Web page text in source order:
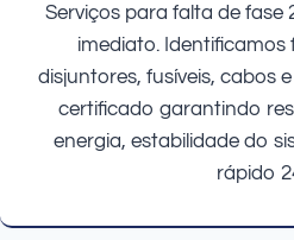
Serviços para falta de fase
imediato. Identificamos
disjuntores, fusíveis, cabos
certificado garantindo
energia, estabilidade do
rápido